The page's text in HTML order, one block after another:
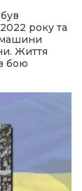
був
року та
машини
Життя
бою